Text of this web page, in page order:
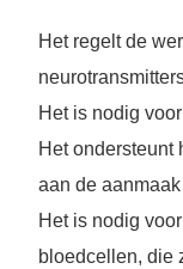
Het regelt de
Het is nodig
Het ondersteunt
aan de
Het is nodig
bloedcellen, die